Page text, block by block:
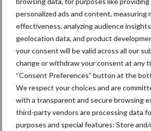
personalized ads and content, measuring
effectiveness, analyzing audience
geolocation data, and product
your consent will be valid across all our
change or withdraw your consent at any
“Consent Preferences” button at the
We respect your choices and are
with a transparent and secure browsing
third-party vendors are processing data
purposes and special features: Store and/
Tien praktische
een langere
Themapagina's